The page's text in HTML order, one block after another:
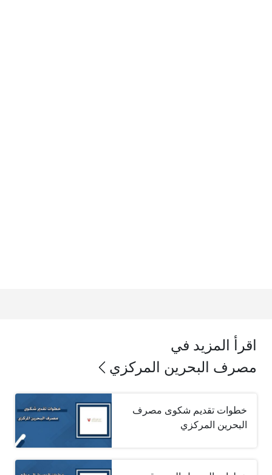
اقرأ المزيد في
مصرف البحرين المركزي
خطوات تقديم شكوى مصرف
البحرين المركزي